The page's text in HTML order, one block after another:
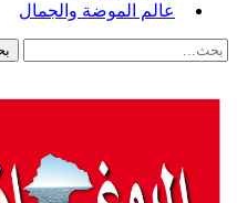
عالم الموضة والجمال